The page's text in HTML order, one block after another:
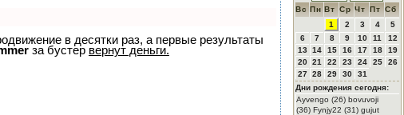
в десятки раз, а первые результаты
за бустер вернут деньги.
Вс Пн Вт Ср Чт Пт Сб
1
2 3 4
5
6
7 8 9 10 11
12
13
14 15 16 17 18
19
20 21 22 23 24 25
26
27 28 29 30
31
Дни рождения сегодня:
Ayvengo (26) bovuvoji
(36) Fynjy22 (31) gujut